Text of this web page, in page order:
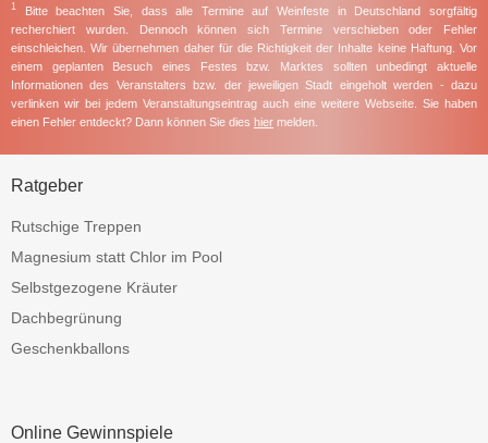
1 Bitte beachten Sie, dass alle Termine auf Weinfeste in Deutschland sorgfältig
recherchiert wurden. Dennoch können sich Termine verschieben oder Fehler
einschleichen. Wir übernehmen daher für die Richtigkeit der Inhalte keine Haftung. Vor
einem geplanten Besuch eines Festes bzw. Marktes sollten unbedingt aktuelle
Informationen des Veranstalters bzw. der jeweiligen Stadt eingeholt werden - dazu
verlinken wir bei jedem Veranstaltungseintrag auch eine weitere Webseite. Sie haben
einen Fehler entdeckt? Dann können Sie dies hier melden.
Ratgeber
Rutschige Treppen
Magnesium statt Chlor im Pool
Selbstgezogene Kräuter
Dachbegrünung
Geschenkballons
Online Gewinnspiele